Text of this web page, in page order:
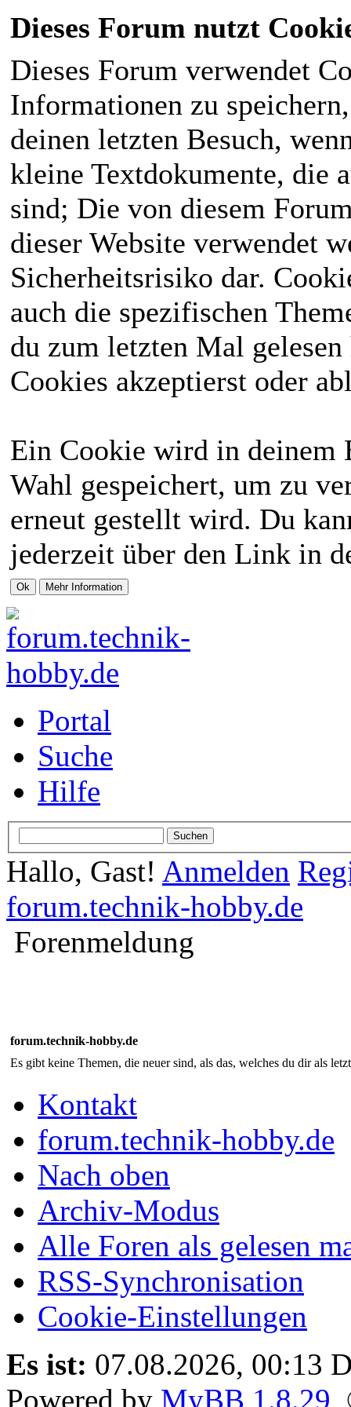
Dieses Forum nutzt
Dieses Forum verwendet
Informationen zu
deinen letzten Besuch,
kleine Textdokumente, die
sind; Die von diesem
dieser Website verwendet
Sicherheitsrisiko dar.
auch die spezifischen
du zum letzten Mal
Cookies akzeptierst oder
Ein Cookie wird in deinem
Wahl gespeichert, um zu
erneut gestellt wird. Du
jederzeit über den Link in
Portal
Suche
Hilfe
Hallo, Gast! Anmelden
forum.technik-hobby.de
Forenmeldung
forum.technik-hobby.de
Es gibt keine Themen, die neuer sind, als das, welches du dir als
Kontakt
forum.technik-hobby.de
Nach oben
Archiv-Modus
Alle Foren als gelesen
RSS-Synchronisation
Cookie-Einstellungen
Es ist: 07.08.2026, 00:13
Powered by MyBB 1.8.29